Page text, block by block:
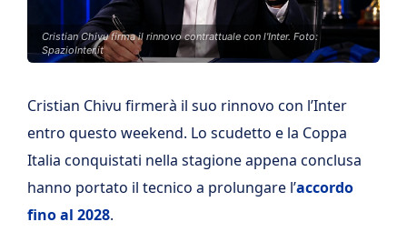
Cristian Chivu firma il rinnovo contrattuale con l'Inter. Foto:
SpazioInter.it
Cristian Chivu firmerà il suo rinnovo con l’Inter
entro questo weekend. Lo scudetto e la Coppa
Italia conquistati nella stagione appena conclusa
hanno portato il tecnico a prolungare l’accordo
fino al 2028.